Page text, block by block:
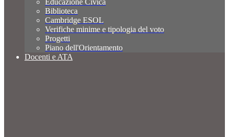
Educazione Civica
Biblioteca
Cambridge ESOL
Verifiche minime e tipologia del voto
Progetti
Piano dell'Orientamento
Docenti e ATA